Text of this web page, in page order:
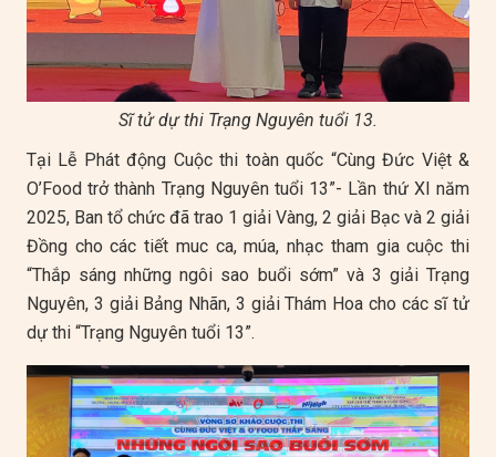
Sĩ tử dự thi Trạng Nguyên tuổi 13.
Tại Lễ Phát động Cuộc thi toàn quốc “Cùng Đức Việt &
O’Food trở thành Trạng Nguyên tuổi 13”- Lần thứ XI năm
2025, Ban tổ chức đã trao 1 giải Vàng, 2 giải Bạc và 2 giải
Đồng cho các tiết muc ca, múa, nhạc tham gia cuộc thi
“Thắp sáng những ngôi sao buổi sớm” và 3 giải Trạng
Nguyên, 3 giải Bảng Nhãn, 3 giải Thám Hoa cho các sĩ tử
dự thi “Trạng Nguyên tuổi 13”.